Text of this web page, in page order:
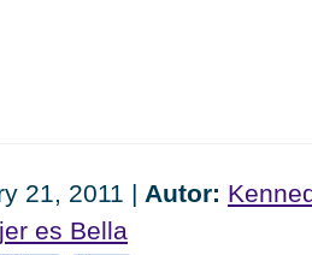
21, 2011 | Autor:
es Bella